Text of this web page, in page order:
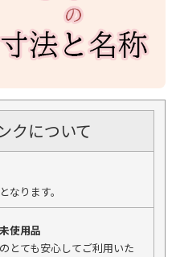
クについて
なります。
使用品
とても安心してご利用いた